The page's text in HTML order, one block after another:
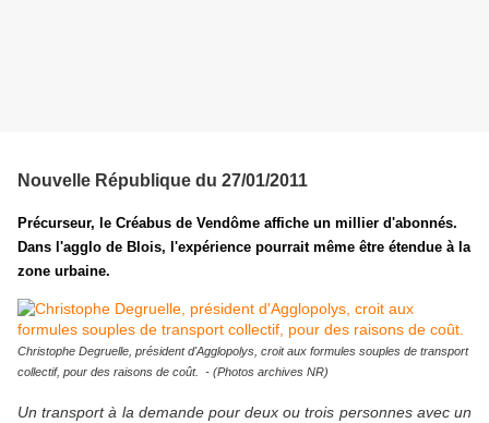
Nouvelle République du 27/01/2011
Précurseur, le Créabus de Vendôme affiche un millier d'abonnés.
Dans l'agglo de Blois, l'expérience pourrait même être étendue à la
zone urbaine.
Christophe Degruelle, président d'Agglopolys, croit aux formules souples de transport
collectif, pour des raisons de coût. - (Photos archives NR)
Un transport à la demande pour deux ou trois personnes avec un